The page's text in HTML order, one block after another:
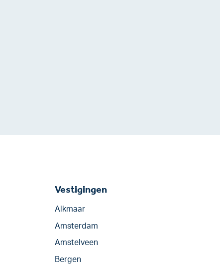
Vestigingen
Alkmaar
Amsterdam
Amstelveen
Bergen